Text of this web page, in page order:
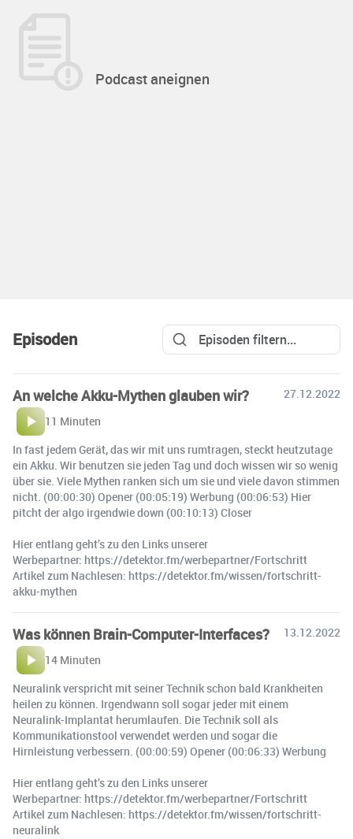
Podcast aneignen
Episoden
An welche Akku-Mythen glauben wir?
27.12.2022
11 Minuten
In fast jedem Gerät, das wir mit uns rumtragen, steckt heutzutage
ein Akku. Wir benutzen sie jeden Tag und doch wissen wir so wenig
über sie. Viele Mythen ranken sich um sie und viele davon stimmen
nicht. (00:00:30) Opener (00:05:19) Werbung (00:06:53) Hier
pitcht der algo irgendwie down (00:10:13) Closer
Hier entlang geht’s zu den Links unserer
Werbepartner: https://detektor.fm/werbepartner/Fortschritt ️
Artikel zum Nachlesen: https://detektor.fm/wissen/fortschritt-
akku-mythen
Was können Brain-Computer-Interfaces?
13.12.2022
14 Minuten
Neuralink verspricht mit seiner Technik schon bald Krankheiten
heilen zu können. Irgendwann soll sogar jeder mit einem
Neuralink-Implantat herumlaufen. Die Technik soll als
Kommunikationstool verwendet werden und sogar die
Hirnleistung verbessern. (00:00:59) Opener (00:06:33) Werbung
Hier entlang geht’s zu den Links unserer
Werbepartner: https://detektor.fm/werbepartner/Fortschritt ️
Artikel zum Nachlesen: https://detektor.fm/wissen/fortschritt-
neuralink